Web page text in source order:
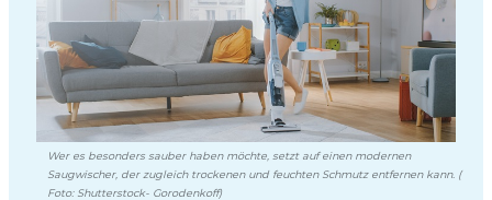
Wer es besonders sauber haben möchte, setzt auf einen modernen
Saugwischer, der zugleich trockenen und feuchten Schmutz entfernen kann. (
Foto: Shutterstock- Gorodenkoff)